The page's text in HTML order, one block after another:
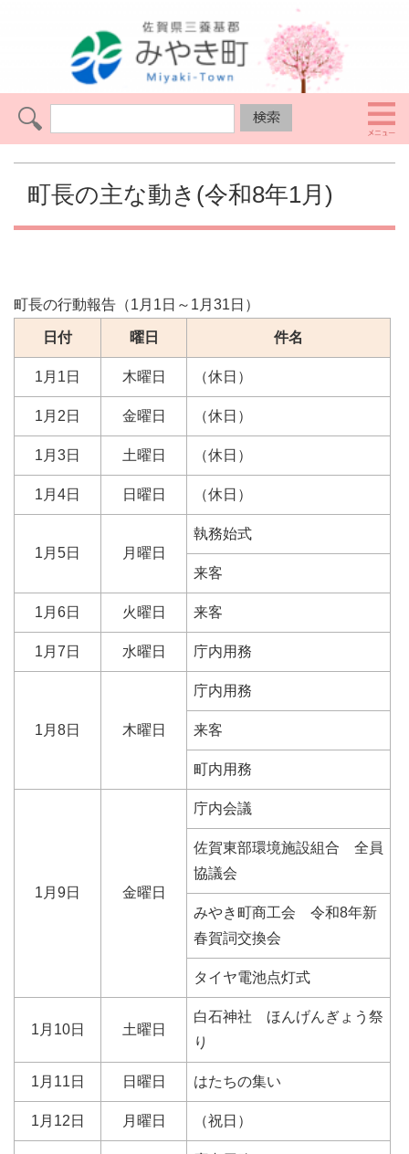
町長の主な動き(令和8年1月)
町長の行動報告（1月1日～1月31日）
日付 曜日 件名
1月1日 木曜日 （休日）
1月2日 金曜日 （休日）
1月3日 土曜日 （休日）
1月4日 日曜日 （休日）
1月5日 月曜日
執務始式
来客
1月6日 火曜日 来客
1月7日 水曜日 庁内用務
1月8日 木曜日
庁内用務
来客
町内用務
1月9日 金曜日
庁内会議
佐賀東部環境施設組合 全員
協議会
みやき町商工会 令和8年新
春賀詞交換会
タイヤ電池点灯式
1月10日 土曜日
白石神社 ほんげんぎょう祭
り
1月11日 日曜日 はたちの集い
1月12日 月曜日 （祝日）